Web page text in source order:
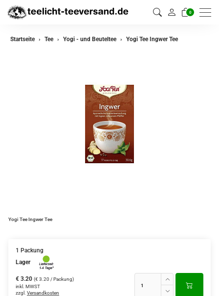
0
zurück
Grüner Tee aus Japan
Teemischungen
Verschiedene Anbaugebiete
Startseite Tee Yogi - und Beuteltee Yogi Tee Ingwer Tee
Yogi Tee Ingwer Tee
1 Packung
Lager
€ 3.20 (€ 3.20 / Packung)
inkl. MWST
zzgl. Versandkosten